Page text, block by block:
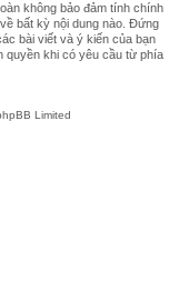
không bảo đảm tính chính
bất kỳ nội dung nào. Đứng
bài viết và ý kiến của bạn
quyền khi có yêu cầu từ phía
Limited